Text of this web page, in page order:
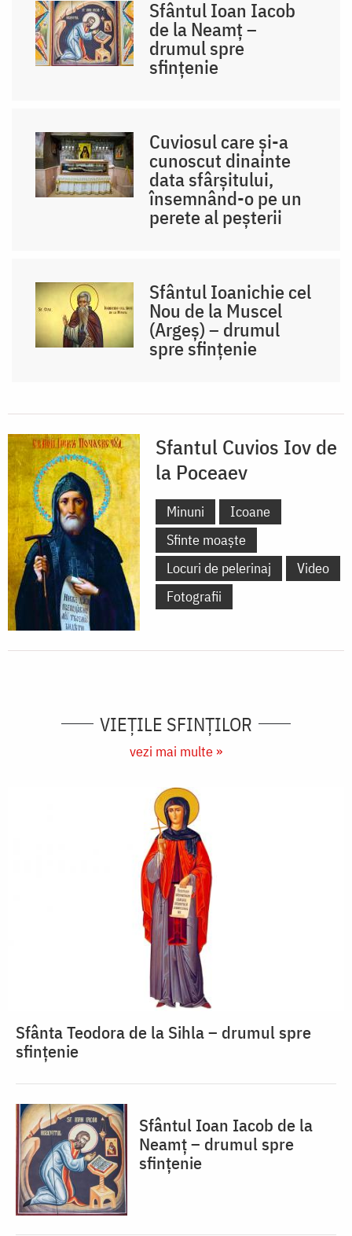
Sfântul Ioan Iacob
de la Neamț –
drumul spre
sfințenie
Cuviosul care și-a
cunoscut dinainte
data sfârșitului,
însemnând-o pe un
perete al peșterii
Sfântul Ioanichie cel
Nou de la Muscel
(Argeș) – drumul
spre sfințenie
Sfantul Cuvios Iov de
la Poceaev
Minuni
Icoane
Sfinte moaște
Locuri de pelerinaj
Video
Fotografii
VIEŢILE SFINŢILOR
vezi mai multe »
Sfânta Teodora de la Sihla – drumul spre
sfințenie
Sfântul Ioan Iacob de la
Neamț – drumul spre
sfințenie